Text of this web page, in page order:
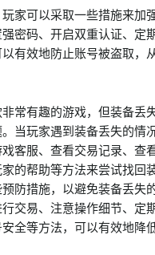
家可以采取一些措施来加
密码、开启双重认证、定
有效地防止账号被盗取，
常有趣的游戏，但装备丢
当玩家遇到装备丢失的情
客服、查看交易记录、查
的帮助等方法来尝试找回
防措施，以避免装备丢失
交易、注意操作细节、定
全等方法，可以有效地降